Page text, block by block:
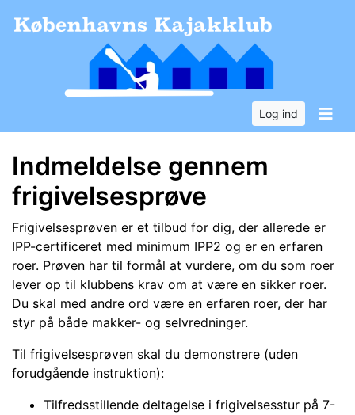
Log ind
Indmeldelse gennem
frigivelsesprøve
Frigivelsesprøven er et tilbud for dig, der allerede er
IPP-certificeret med minimum IPP2 og er en erfaren
roer. Prøven har til formål at vurdere, om du som roer
lever op til klubbens krav om at være en sikker roer.
Du skal med andre ord være en erfaren roer, der har
styr på både makker- og selvredninger.
Til frigivelsesprøven skal du demonstrere (uden
forudgående instruktion):
Tilfredsstillende deltagelse i frigivelsesstur på 7-